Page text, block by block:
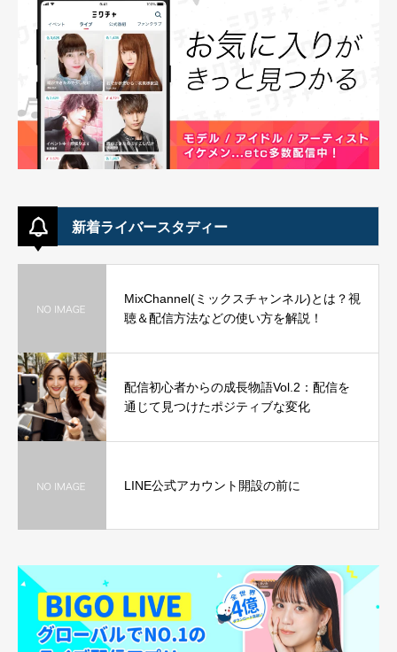
新着ライバースタディー
MixChannel(ミックスチャンネル)とは？視
聴＆配信方法などの使い方を解説！
配信初心者からの成長物語Vol.2：配信を
通じて見つけたポジティブな変化
LINE公式アカウント開設の前に